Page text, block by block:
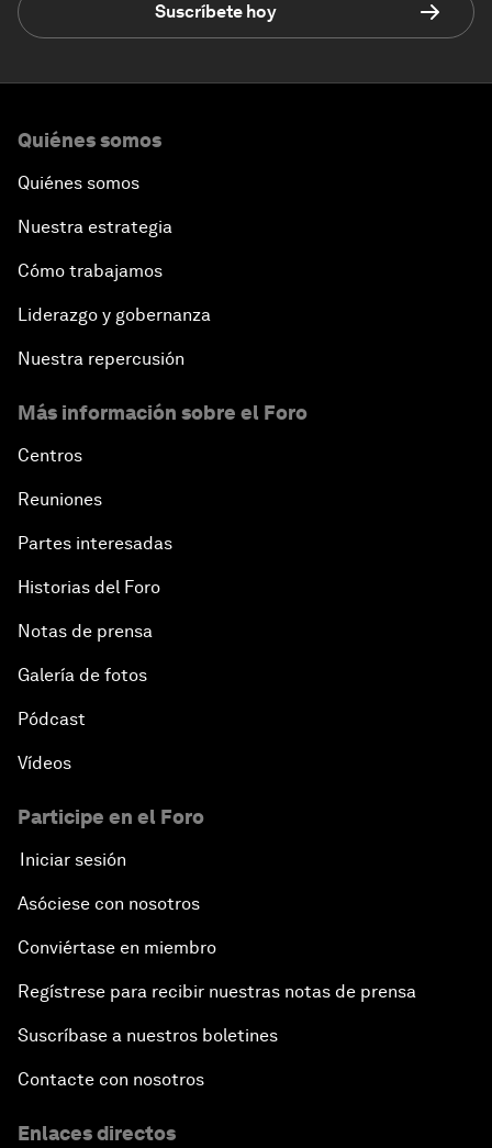
Suscríbete hoy
Quiénes somos
Quiénes somos
Nuestra estrategia
Cómo trabajamos
Liderazgo y gobernanza
Nuestra repercusión
Más información sobre el Foro
Centros
Reuniones
Partes interesadas
Historias del Foro
Notas de prensa
Galería de fotos
Pódcast
Vídeos
Participe en el Foro
Iniciar sesión
Asóciese con nosotros
Conviértase en miembro
Regístrese para recibir nuestras notas de prensa
Suscríbase a nuestros boletines
Contacte con nosotros
Enlaces directos